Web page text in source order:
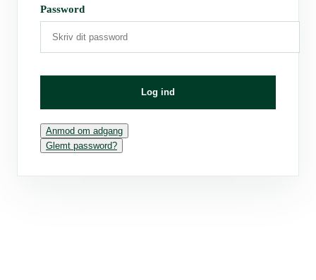
Password
Log ind
Anmod om adgang
Glemt password?